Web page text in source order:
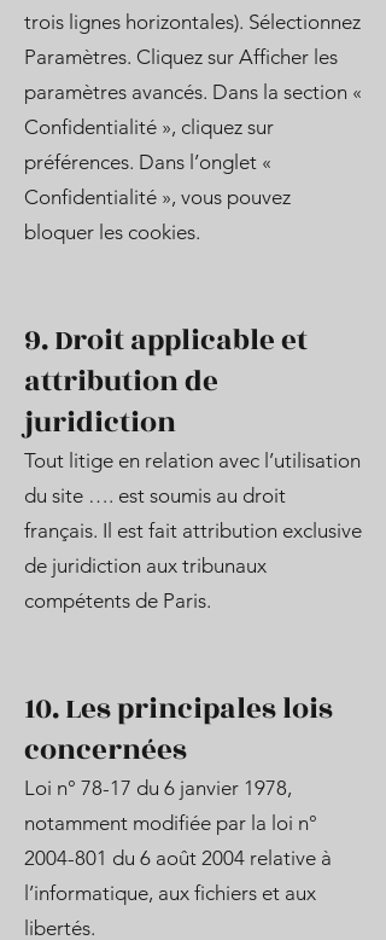
trois lignes horizontales). Sélectionnez
Paramètres. Cliquez sur Afficher les
paramètres avancés. Dans la section «
Confidentialité », cliquez sur
préférences. Dans l’onglet «
Confidentialité », vous pouvez
bloquer les cookies.
9. Droit applicable et
attribution de
juridiction
Tout litige en relation avec l’utilisation
du site …. est soumis au droit
français. Il est fait attribution exclusive
de juridiction aux tribunaux
compétents de Paris.
10. Les principales lois
concernées
Loi n° 78-17 du 6 janvier 1978,
notamment modifiée par la loi n°
2004-801 du 6 août 2004 relative à
l’informatique, aux fichiers et aux
libertés.